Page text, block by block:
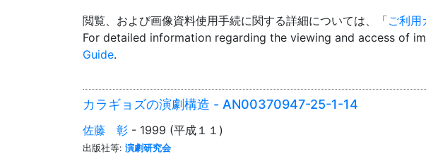
閲覧、および画像資料使用手続に関する詳細については、「ご利用
For detailed information regarding the viewing and access of
Guide.
カラギョズの演劇構造 - AN00370947-25-1-14
佐藤 彰 - 1999 (平成１１)
出版社等: 演劇研究会